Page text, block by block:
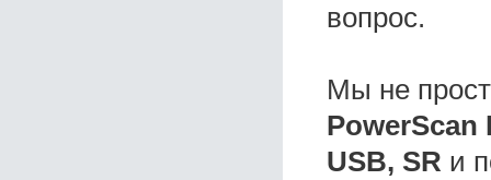
вопрос.
Мы не
PowerScan
USB, SR и